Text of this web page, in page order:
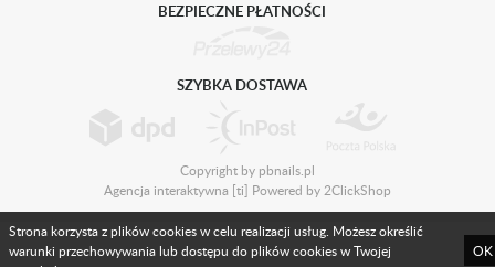
BEZPIECZNE PŁATNOŚCI
SZYBKA DOSTAWA
Copyright by pbnails.pl
Agencja interaktywna [ti] Powered by2ClickShop
Strona korzysta z plików cookies w celu realizacji usług. Możesz określić
warunki przechowywania lub dostępu do plików cookies w Twojej
OK